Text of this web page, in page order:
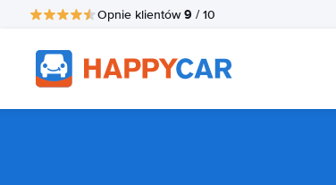
Opnie klientów9 / 10